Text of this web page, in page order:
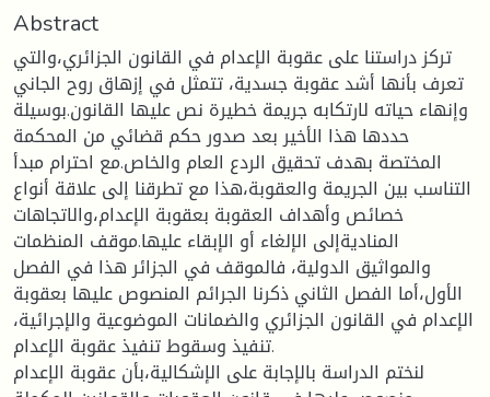
Abstract
تركز دراستنا على عقوبة الإعدام في القانون الجزائري،والتي
تعرف بأنها أشد عقوبة جسدية، تتمثل في إزهاق روح الجاني
وإنهاء حياته لارتكابه جريمة خطيرة نص عليها القانون.بوسيلة
حددها هذا الأخير بعد صدور حكم قضائي من المحكمة
المختصة بهدف تحقيق الردع العام والخاص.مع احترام مبدأ
التناسب بين الجريمة والعقوبة،هذا مع تطرقنا إلى علاقة أنواع
خصائص وأهداف العقوبة بعقوبة الإعدام،والاتجاهات
المناديةإلى الإلغاء أو الإبقاء عليها.موقف المنظمات
والمواثيق الدولية، فالموقف في الجزائر هذا في الفصل
الأول،أما الفصل الثاني ذكرنا الجرائم المنصوص عليها بعقوبة
الإعدام في القانون الجزائري والضمانات الموضوعية والإجرائية،
تنفيذ وسقوط تنفيذ عقوبة الإعدام.
لنختم الدراسة بالإجابة على الإشكالية،بأن عقوبة الإعدام